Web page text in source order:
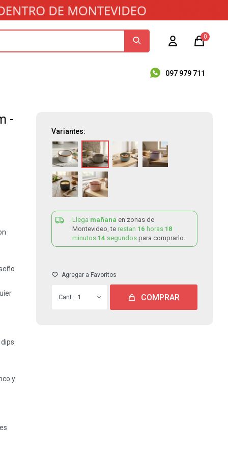
097 979 711
0
-
y
Variantes:
Llega mañana en zonas de
Montevideo, te restan 16 horas 18
minutos 14 segundos para comprarlo.
1 COMPRAR